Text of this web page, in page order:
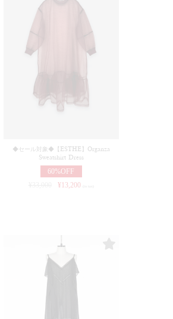
◆セール対象◆【ESTHE】Organza
Sweatshirt Dress
60%OFF
¥13,200 (in tax)